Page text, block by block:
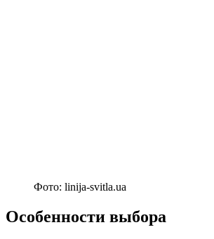
Фото: linija-svitla.ua
Особенности выбора